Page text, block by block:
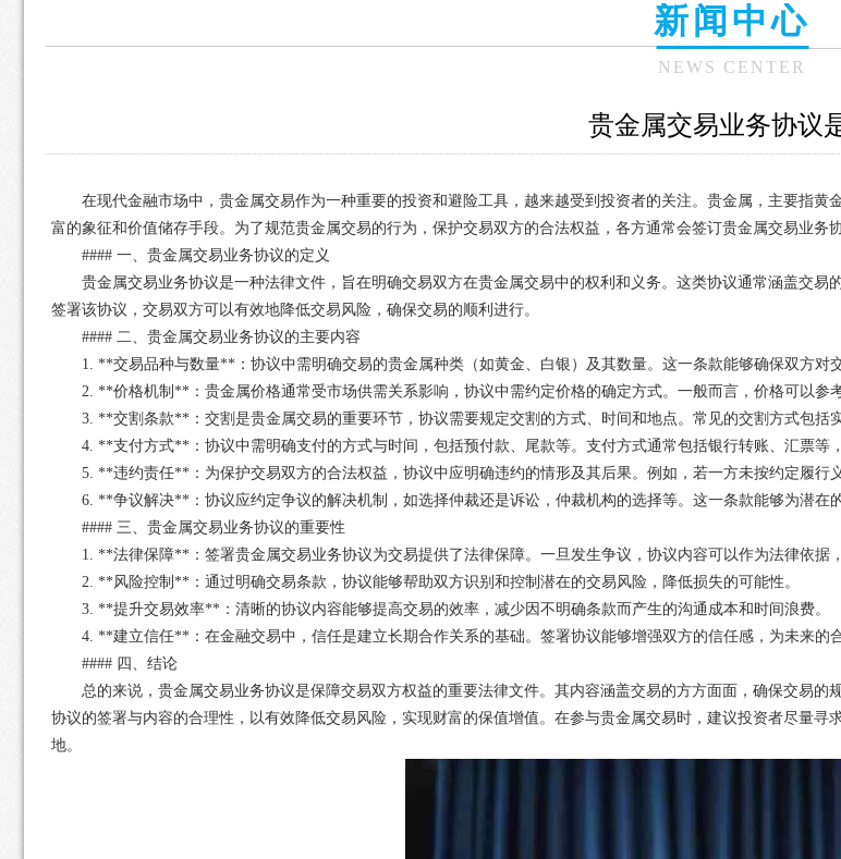
新闻中心
NEWS CENTER
贵金属交易业务协议
在现代金融市场中，贵金属交易作为一种重要的投资和避险工具，越来越受到投资者的关注。贵金属，主要指
富的象征和价值储存手段。为了规范贵金属交易的行为，保护交易双方的合法权益，各方通常会签订贵金属交易业务
#### 一、贵金属交易业务协议的定义
贵金属交易业务协议是一种法律文件，旨在明确交易双方在贵金属交易中的权利和义务。这类协议通常涵盖交
签署该协议，交易双方可以有效地降低交易风险，确保交易的顺利进行。
#### 二、贵金属交易业务协议的主要内容
1. **交易品种与数量**：协议中需明确交易的贵金属种类（如黄金、白银）及其数量。这一条款能够确保双方对
2. **价格机制**：贵金属价格通常受市场供需关系影响，协议中需约定价格的确定方式。一般而言，价格可以参
3. **交割条款**：交割是贵金属交易的重要环节，协议需要规定交割的方式、时间和地点。常见的交割方式包括
4. **支付方式**：协议中需明确支付的方式与时间，包括预付款、尾款等。支付方式通常包括银行转账、汇票等
5. **违约责任**：为保护交易双方的合法权益，协议中应明确违约的情形及其后果。例如，若一方未按约定履行
6. **争议解决**：协议应约定争议的解决机制，如选择仲裁还是诉讼，仲裁机构的选择等。这一条款能够为潜在
#### 三、贵金属交易业务协议的重要性
1. **法律保障**：签署贵金属交易业务协议为交易提供了法律保障。一旦发生争议，协议内容可以作为法律依据
2. **风险控制**：通过明确交易条款，协议能够帮助双方识别和控制潜在的交易风险，降低损失的可能性。
3. **提升交易效率**：清晰的协议内容能够提高交易的效率，减少因不明确条款而产生的沟通成本和时间浪费。
4. **建立信任**：在金融交易中，信任是建立长期合作关系的基础。签署协议能够增强双方的信任感，为未来的
#### 四、结论
总的来说，贵金属交易业务协议是保障交易双方权益的重要法律文件。其内容涵盖交易的方方面面，确保交易
协议的签署与内容的合理性，以有效降低交易风险，实现财富的保值增值。在参与贵金属交易时，建议投资者尽量
地。